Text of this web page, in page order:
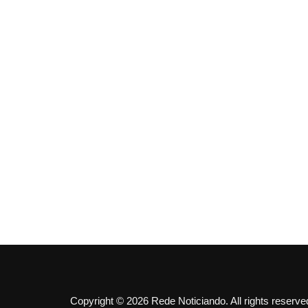
Copyright © 2026 Rede Noticiando. All rights